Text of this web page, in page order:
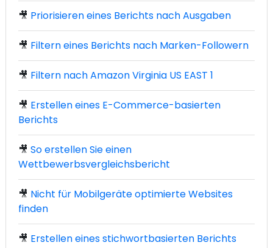
🎥 Priorisieren eines Berichts nach Ausgaben
🎥 Filtern eines Berichts nach Marken-Followern
🎥 Filtern nach Amazon Virginia US EAST 1
🎥 Erstellen eines E-Commerce-basierten
Berichts
🎥 So erstellen Sie einen
Wettbewerbsvergleichsbericht
🎥 Nicht für Mobilgeräte optimierte Websites
finden
🎥 Erstellen eines stichwortbasierten Berichts